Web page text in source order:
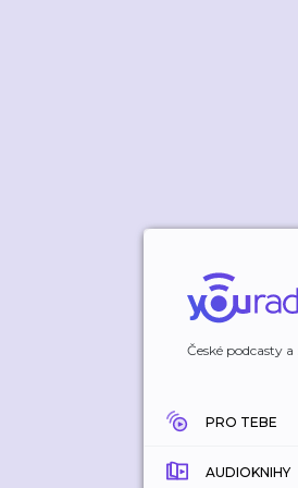
České podcasty
PRO TEBE
AUDIOKNIHY